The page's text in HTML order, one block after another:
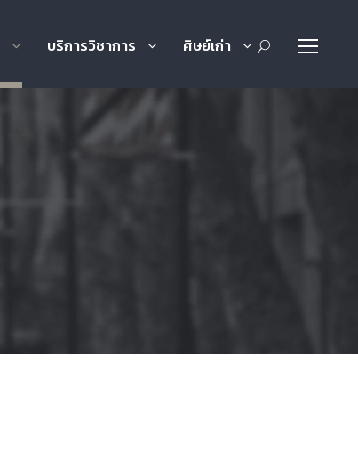
บริการวิชาการ ศิษย์เก่า